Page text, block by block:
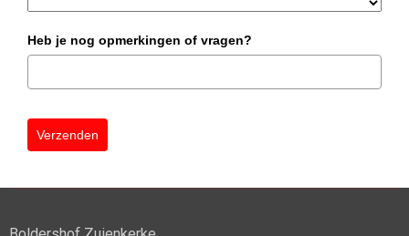
Heb je nog opmerkingen of vragen?
Verzenden